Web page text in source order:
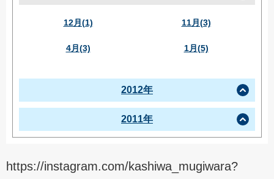
12月(1) 11月(3)
4月(3) 1月(5)
2012年
2011年
https://instagram.com/kashiwa_mugiwara?